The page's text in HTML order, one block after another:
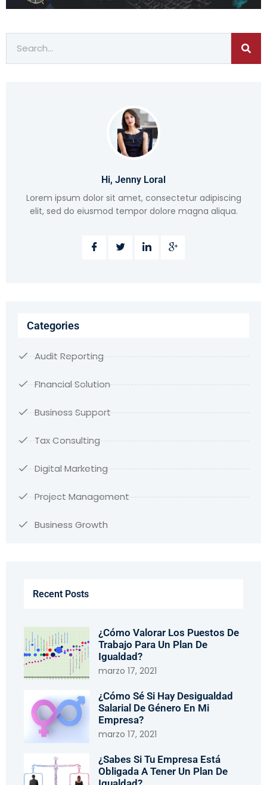
Hi, Jenny Loral
Lorem ipsum dolor sit amet, consectetur adipiscing
elit, sed do eiusmod tempor dolore magna aliqua.
Categories
Audit Reporting
FInancial Solution
Business Support
Tax Consulting
Digital Marketing
Project Management
Business Growth
Recent Posts
¿Cómo Valorar Los Puestos De
Trabajo Para Un Plan De
Igualdad?
marzo 17, 2021
¿Cómo Sé Si Hay Desigualdad
Salarial De Género En Mi
Empresa?
marzo 17, 2021
¿Sabes Si Tu Empresa Está
Obligada A Tener Un Plan De